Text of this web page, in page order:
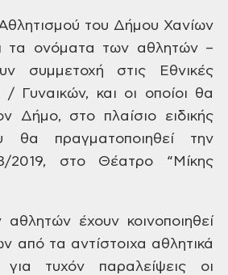
του Δήμου Χανίων
τα ονόματα των αθλητών–
συμμετοχή στις Εθνικές
και οι οποίοι θα
Δήμο, στο πλαίσιο ειδικής
θα πραγματοποιηθείτην
2019, στο Θέατρο “Μίκης
αθλητών έχουν κοινοποιηθεί
από τα αντίστοιχα αθλητικά
τυχόν παραλείψεις οι